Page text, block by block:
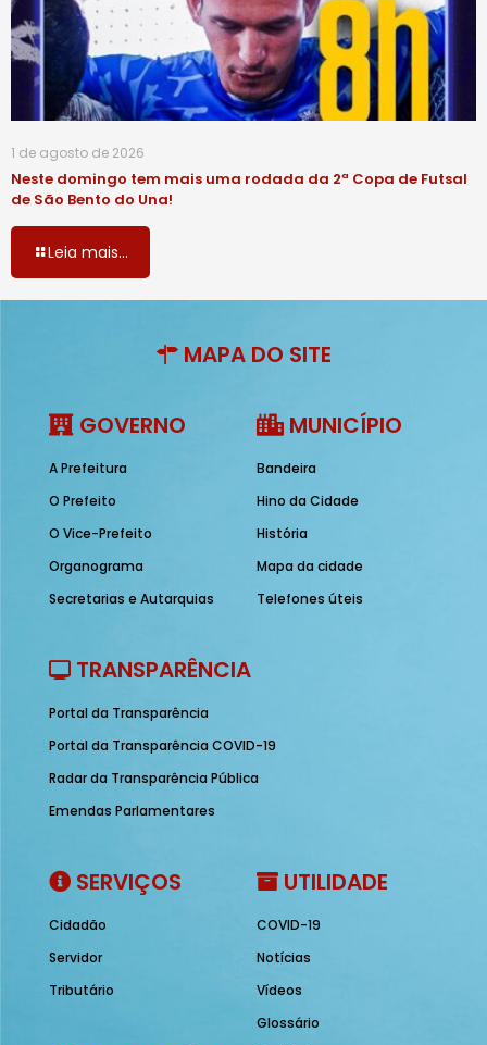
1 de agosto de 2026
Neste domingo tem mais uma rodada da 2ª Copa de Futsal
de São Bento do Una!
Leia mais...
MAPA DO SITE
GOVERNO
A Prefeitura
O Prefeito
O Vice-Prefeito
Organograma
Secretarias e Autarquias
MUNICÍPIO
Bandeira
Hino da Cidade
História
Mapa da cidade
Telefones úteis
TRANSPARÊNCIA
Portal da Transparência
Portal da Transparência COVID-19
Radar da Transparência Pública
Emendas Parlamentares
SERVIÇOS
Cidadão
Servidor
Tributário
UTILIDADE
COVID-19
Notícias
Vídeos
Glossário